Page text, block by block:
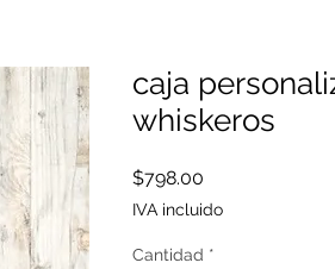
caja
whiskeros
$798.00
IVA incluido
Cantidad *